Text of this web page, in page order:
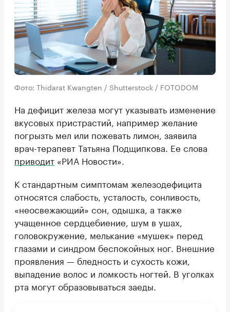
Фото: Thidarat Kwangten / Shutterstock / FOTODOM
На дефицит железа могут указывать изменение
вкусовых пристрастий, например желание
погрызть мел или пожевать лимон, заявила
врач-терапевт Татьяна Подщипкова. Ее слова
приводит «РИА Новости».
К стандартным симптомам железодефицита
относятся слабость, усталость, сонливость,
«неосвежающий» сон, одышка, а также
учащенное сердцебиение, шум в ушах,
головокружение, мелькание «мушек» перед
глазами и синдром беспокойных ног. Внешние
проявления — бледность и сухость кожи,
выпадение волос и ломкость ногтей. В уголках
рта могут образовываться заеды.